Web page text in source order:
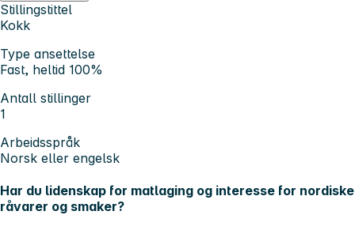
Stillingstittel
Kokk
Type ansettelse
Fast, heltid 100%
Antall stillinger
1
Arbeidsspråk
Norsk eller engelsk
Har du lidenskap for matlaging og interesse for nordiske
råvarer og smaker?